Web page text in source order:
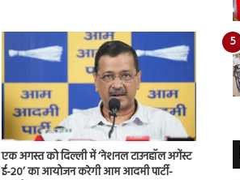
एक अगस्त को दिल्ली में ‘नेशनल टाउनहॉल अगेंस्ट
ई-20’ का आयोजन करेगी आम आदमी पार्टी-